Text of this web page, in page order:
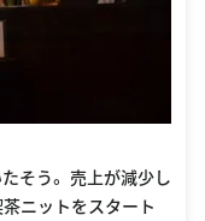
そう。 売上が減少し
茶ニットをスタート